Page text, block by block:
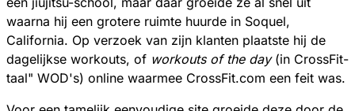
waarna hij een grotere ruimte huurde in Soquel,
California. Op verzoek van zijn klanten plaatste hij de
dagelijkse workouts, of workouts of the day(in CrossFit-
taal" WOD's) online waarmee CrossFit.com een feit was.